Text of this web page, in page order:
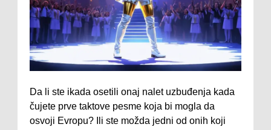
Da li ste ikada osetili onaj nalet uzbuđenja kada
čujete prve taktove pesme koja bi mogla da
osvoji Evropu? Ili ste možda jedni od onih koji